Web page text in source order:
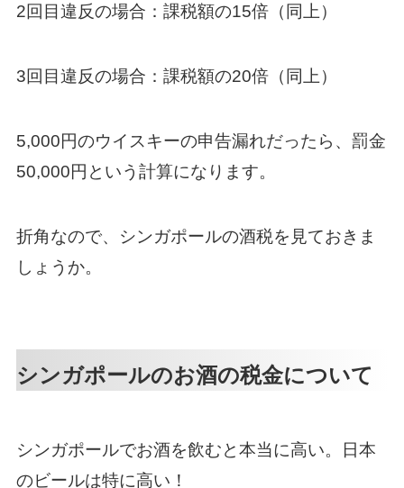
2回目違反の場合：課税額の15倍（同上）
3回目違反の場合：課税額の20倍（同上）
5,000円のウイスキーの申告漏れだったら、罰金
50,000円という計算になります。
折角なので、シンガポールの酒税を見ておきま
しょうか。
シンガポールのお酒の税金について
シンガポールでお酒を飲むと本当に高い。日本
のビールは特に高い！